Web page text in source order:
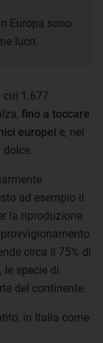
Europa sono
Iucn.
cui 1.677
fino a toccare
europei e, nel
ad esempio il
la riproduzione
circa il 75% di
le specie di
del continente.
in Italia come